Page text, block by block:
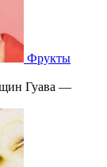
Фрукты
Гуава —